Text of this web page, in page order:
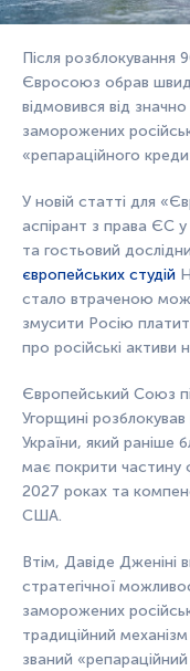
Після
Євросоюз обрав
відмовився від
заморожених
«репараційного
У новій статті для
аспірант з права ЄС у
та гостьовий
європейських студій
стало втраченою
змусити Росію
про російські активи
Європейський Союз
Угорщині
України, який раніше
має покрити частину
2027 роках та
США.
Втім, Давіде Дженіні
стратегічної
заморожених
традиційний
званий